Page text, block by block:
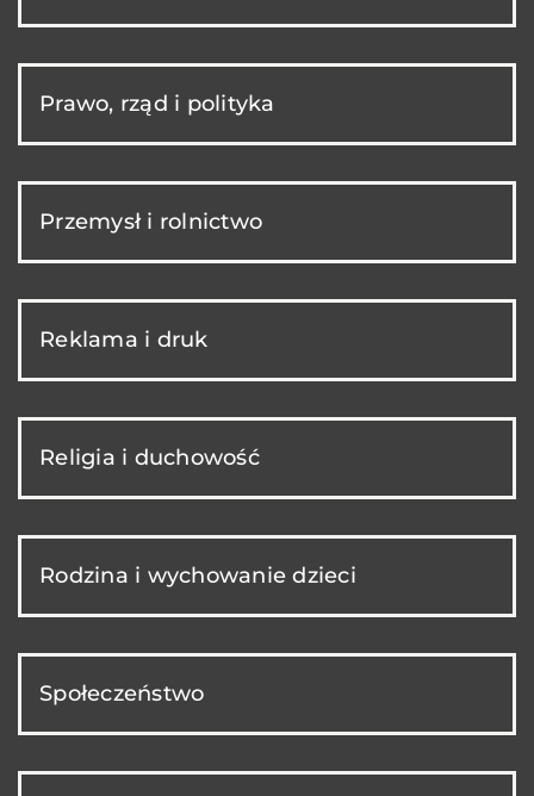
Prawo, rząd i polityka
Przemysł i rolnictwo
Reklama i druk
Religia i duchowość
Rodzina i wychowanie dzieci
Społeczeństwo